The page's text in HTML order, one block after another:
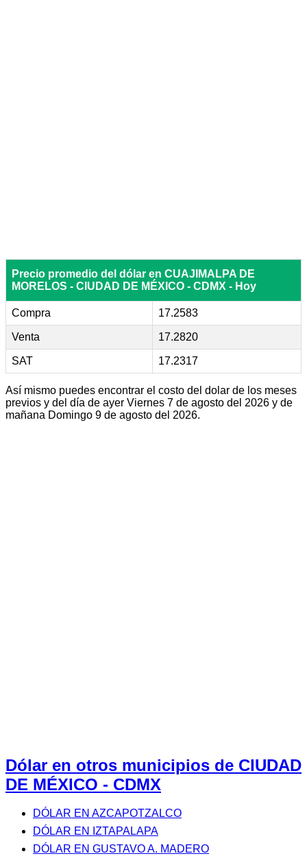
Precio promedio del dólar en CUAJIMALPA DE
MORELOS - CIUDAD DE MÉXICO - CDMX - Hoy
Compra 17.2583
Venta 17.2820
SAT 17.2317
Así mismo puedes encontrar el costo del dolar de los meses
previos y del día de ayer Viernes 7 de agosto del 2026 y de
mañana Domingo 9 de agosto del 2026.
Dólar en otros municipios de CIUDAD
DE MÉXICO - CDMX
DÓLAR EN AZCAPOTZALCO
DÓLAR EN IZTAPALAPA
DÓLAR EN GUSTAVO A. MADERO